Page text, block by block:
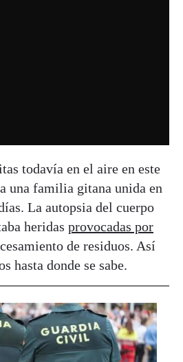
todavía en el aire en este
una familia gitana unida en
La autopsia del cuerpo
heridas provocadas por
de residuos. Así
hasta donde se sabe.